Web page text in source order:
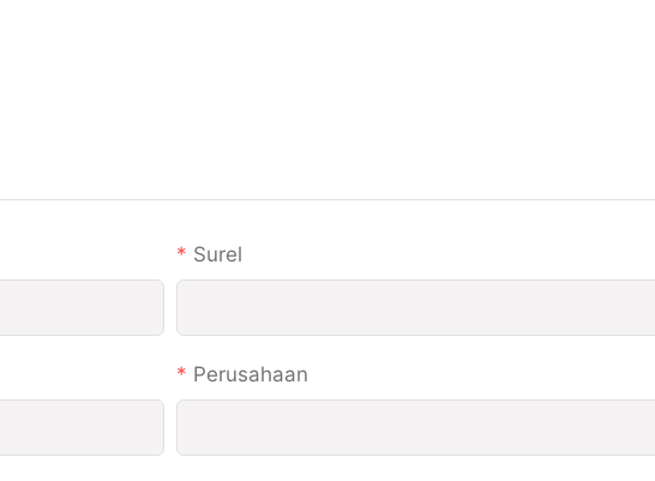
Surel
Perusahaan